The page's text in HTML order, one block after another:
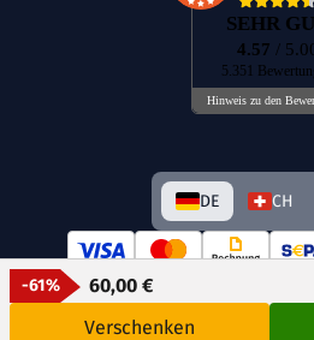
-61% 60,00 €
Verschenken
SEHR
4.57 /
5.351
Hinweis zu den
DE CH
© GetAway Travel GmbH 2026